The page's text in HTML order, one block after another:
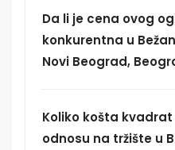
Da li je cena ovog
konkurentna u
Novi Beograd,
Koliko košta
odnosu na tržište u